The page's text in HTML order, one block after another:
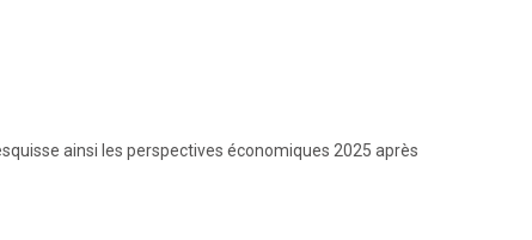
ainsi les perspectives économiques 2025 après